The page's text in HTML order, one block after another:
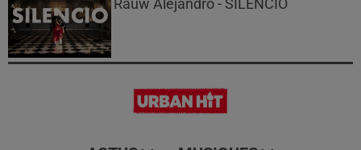
Rauw Alejandro - SILENCIO